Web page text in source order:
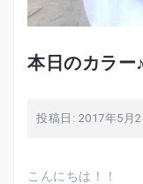
本日のカラ
投稿日: 2017年5月
こんにちは！！